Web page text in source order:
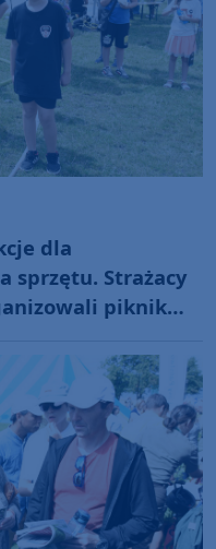
dla
sprzętu. Strażacy
piknik